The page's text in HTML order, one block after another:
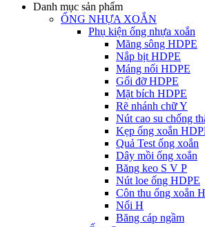
Danh mục sản phẩm
ỐNG NHỰA XOẮN
Phụ kiện ống nhựa xoắn
Măng sông HDPE
Nắp bịt HDPE
Máng nối HDPE
Gối đỡ HDPE
Mặt bích HDPE
Rẽ nhánh chữ Y
Nút cao su chống
Kẹp ống xoắn
Quả Test ống xoắn
Dây mồi ống xoắn
Băng keo S V P
Nút loe ống HDPE
Côn thu ống xoắn
Nối H
Băng cáp ngầm